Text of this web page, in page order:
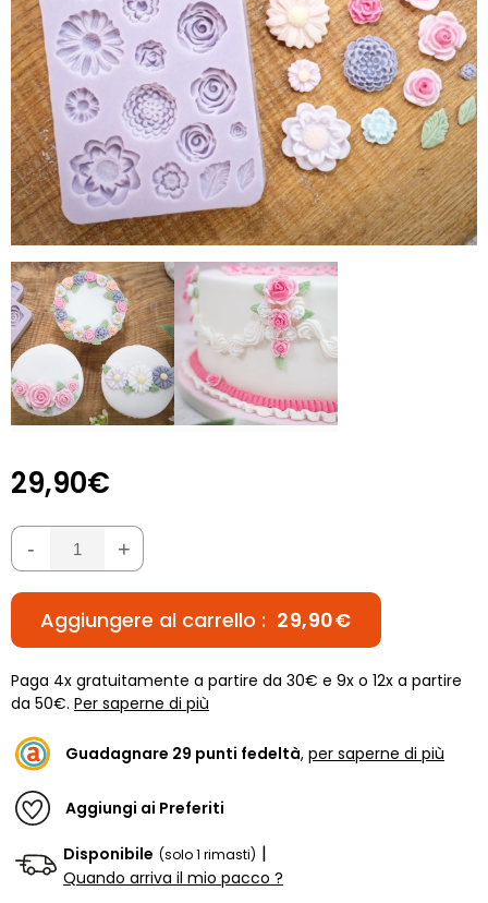
29,90€
- +
Aggiungere al carrello : 29,90€
Paga 4x gratuitamente a partire da 30€ e 9x o 12x a partire
da 50€. Per saperne di più
Guadagnare 29 punti fedeltà, per saperne di più
Aggiungi ai Preferiti
Disponibile (solo 1 rimasti) |
Quando arriva il mio pacco ?